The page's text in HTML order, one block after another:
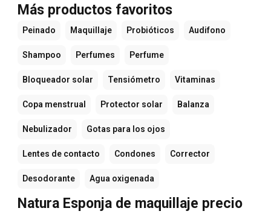
Más productos favoritos
Peinado Maquillaje Probióticos Audifono
Shampoo Perfumes Perfume
Bloqueador solar Tensiómetro Vitaminas
Copa menstrual Protector solar Balanza
Nebulizador Gotas para los ojos
Lentes de contacto Condones Corrector
Desodorante Agua oxigenada
Natura Esponja de maquillaje precio